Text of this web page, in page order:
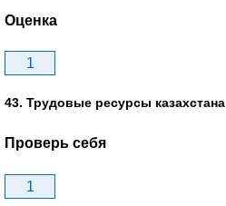
Оценка
1
43. Трудовые ресурсы казахстана
Проверь себя
1